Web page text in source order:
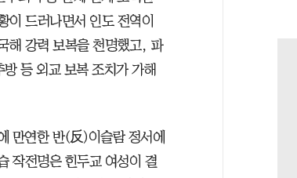
이 드러나면서 인도 전역이
해 강력 보복을 천명했고, 파
등 외교 보복 조치가 가해
만연한 반(反)이슬람 정서에
작전명은 힌두교 여성이 결